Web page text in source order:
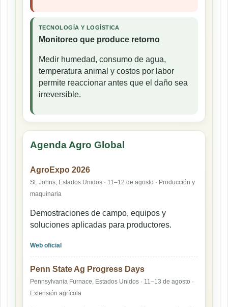
TECNOLOGÍA Y LOGÍSTICA
Monitoreo que produce retorno
Medir humedad, consumo de agua,
temperatura animal y costos por labor
permite reaccionar antes que el daño sea
irreversible.
Agenda Agro Global
AgroExpo 2026
St. Johns, Estados Unidos · 11–12 de agosto · Producción y
maquinaria
Demostraciones de campo, equipos y
soluciones aplicadas para productores.
Web oficial
Penn State Ag Progress Days
Pennsylvania Furnace, Estados Unidos · 11–13 de agosto ·
Extensión agrícola